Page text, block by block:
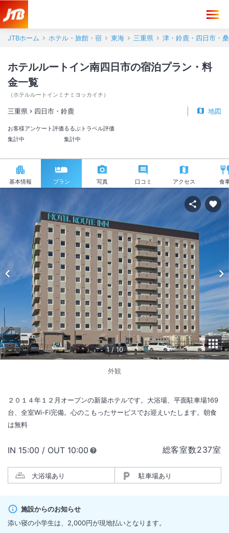
JTBホーム ホテル・旅館・宿 東海 三重県 津・鈴鹿・四日市・
ホテルルートイン南四日市の宿泊プラン・料
金一覧
（ホテルルートインミナミヨッカイチ ）
三重県 四日市・鈴鹿 地図
お客様アンケート評価
集計中
るるぶトラベル評価
集計中
基本情報 プラン 写真 口コミ アクセス 食
1 /10
外観
２０１４年１２月オープンの新築ホテルです。大浴場、平面駐車場169
台、全室Wi-Fi完備。心のこもったサービスでお迎えいたします。朝食
は無料
総客室数237室
IN チェックイン
15:00 / OUT チェックアウト
10:00
大浴場あり 駐車場あり
施設からのお知らせ
添い寝の小学生は、2,000円が現地払いとなります。